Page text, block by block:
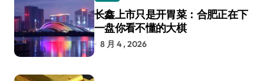
长鑫上市只是开胃菜：合肥正在下
一盘你看不懂的大棋
8 月 4 , 2026